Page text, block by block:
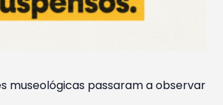
museológicas passaram a observar